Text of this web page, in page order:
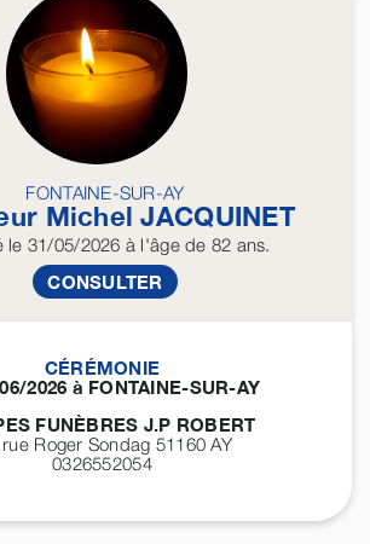
FONTAINE-SUR-AY
MichelJACQUINET
le 31/05/2026 à l'âge de 82 ans.
CONSULTER
CÉRÉMONIE
2026 à FONTAINE-SUR-AY
FUNÈBRES J.P ROBERT
Roger Sondag 51160AY
0326552054